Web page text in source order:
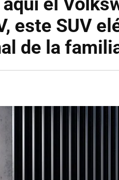
este SUV
de la